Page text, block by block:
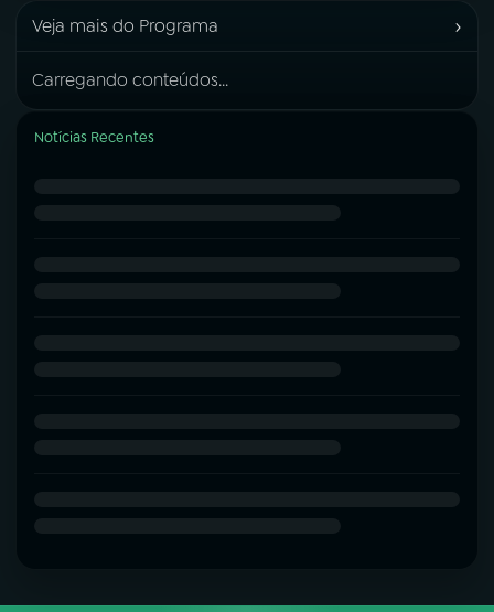
Veja mais do Programa ›
Carregando conteúdos...
Notícias Recentes